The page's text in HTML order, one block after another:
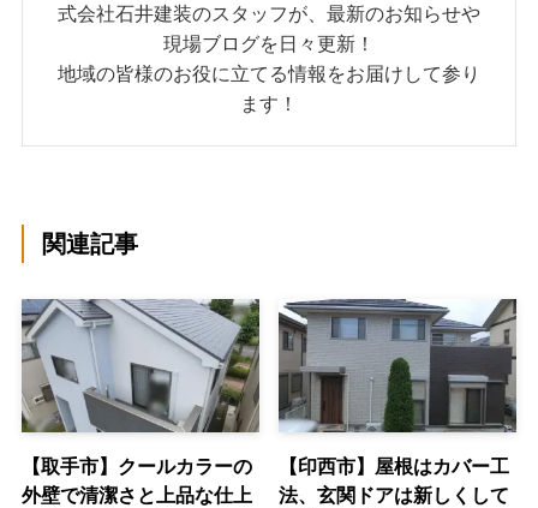
式会社石井建装のスタッフが、最新のお知らせや
現場ブログを日々更新！
地域の皆様のお役に立てる情報をお届けして参り
ます！
関連記事
【取手市】クールカラーの
外壁で清潔さと上品な仕上
【印西市】屋根はカバー工
法、玄関ドアは新しくして